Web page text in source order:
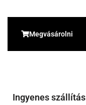
Megvásárolni
Ingyenes szállítás